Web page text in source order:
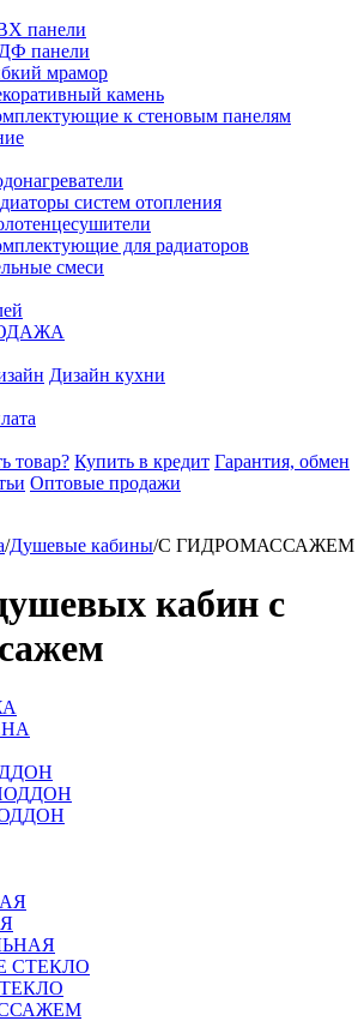
панели
панели
мрамор
камень
к стеновым панелям
систем отопления
для радиаторов
смеси
Дизайн кухни
товар? Купить в кредит Гарантия, обмен
Оптовые продажи
/Душевые кабины/С ГИДРОМАССАЖЕМ
кабин с
СТЕКЛО